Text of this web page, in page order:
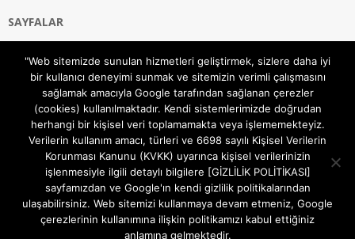
SAYFALAR
Gizlilik ve Çerezler (Cookies) Politikası
Hakkımızda
İletişim Kanalları
MODEM KURULUM
TEKNİK DESTEK
TELEVİZYON SİSTEMLERİ
"Web sitemizde sunulan hizmetleri geliştirmek, sizlere daha iyi
bir kullanıcı deneyimi sunmak ve sitemizin verimli çalışmasını
sağlamak amacıyla Google tarafından sağlanan çerezler
(cookies) kullanılmaktadır. Kendi sistemlerimizde doğrudan
herhangi bir kişisel veri toplamamakta veya işlememekteyiz.
Verilerin kullanım amacı, türleri ve 6698 sayılı Kişisel Verilerin
Korunması Kanunu (KVKK) uyarınca kişisel verilerinizin
işlenmesiyle ilgili detaylı bilgilere [GİZLİLİK POLİTİKASI]
sayfamızdan ve Google'ın kendi gizlilik politikalarından
ulaşabilirsiniz. Web sitemizi kullanmaya devam etmeniz, Google
çerezlerinin kullanımına ilişkin politikamızı kabul ettiğiniz
anlamına gelmektedir.